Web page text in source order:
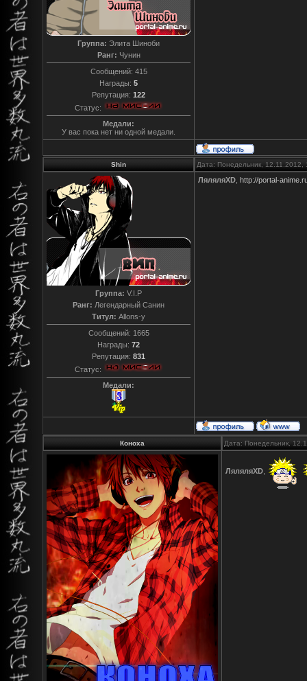
Группа: Элита Шиноби
Ранг: Чунин
Сообщений: 415
Награды: 5
Репутация: 122
Статус:
Медали:
У вас пока нет ни одной медали.
Shin Дата: Понедельник,
Группа: V.I.P
Ранг: Легендарный Санин
Титул: Allons-y
Сообщений: 1665
Награды: 72
Репутация: 831
Статус:
Медали:
ЛяляляXD http://portal-
Коноха Дата: Понедельник,
ЛяляляXD